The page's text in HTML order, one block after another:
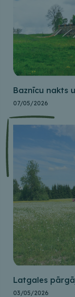
Baznīcu nakts
07/05/2026
Latgales
03/05/2026